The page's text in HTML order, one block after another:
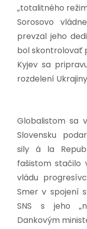
„totalitného
Sorosovo
prevzal jeho
bol skontrolovať
Kyjev sa
rozdelení
Globalistom sa
Slovensku
sily á la
fašistom stačilo
vládu
Smer v spojení
SNS s jeho
Dankovým